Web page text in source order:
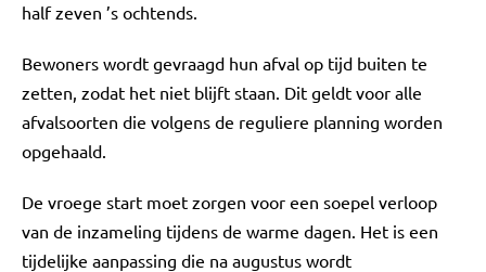
half zeven ’s ochtends.
Bewoners wordt gevraagd hun afval op tijd buiten te
zetten, zodat het niet blijft staan. Dit geldt voor alle
afvalsoorten die volgens de reguliere planning worden
opgehaald.
De vroege start moet zorgen voor een soepel verloop
van de inzameling tijdens de warme dagen. Het is een
tijdelijke aanpassing die na augustus wordt